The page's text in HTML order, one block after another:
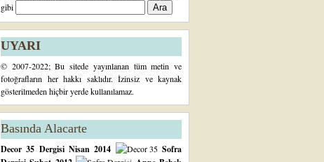
gibi
UYARI
© 2007-2022; Bu sitede yayınlanan tüm metin ve
fotoğrafların her hakkı saklıdır. İzinsiz ve kaynak
gösterilmeden hiçbir yerde kullanılamaz.
Basında Alacarte
Decor 35 Dergisi Nisan 2014
Sofra